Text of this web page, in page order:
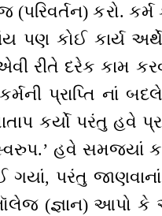
કરો.
પણ કોઈ કાર્ય
રીતે દરેક કામ
કર્મની પ્રાપ્તિ નાં
કર્યો પરંતુ હવે
હવે સમજ્યાં
ગયાં, પરંતુ
(જ્ઞાન) આપો